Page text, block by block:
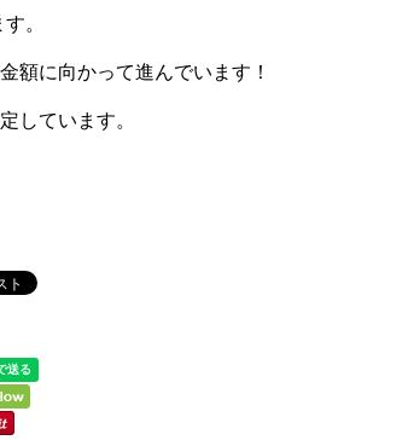
。
額に向かって進んでいます！
しています。